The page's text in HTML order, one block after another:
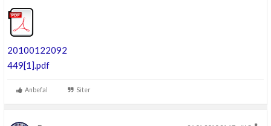
20100122092
449[1].pdf
Anbefal Siter